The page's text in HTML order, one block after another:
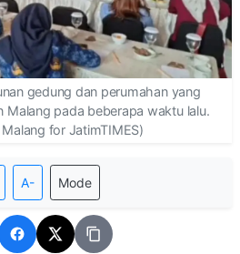
gedung dan perumahan yang
Malang pada beberapa waktu lalu.
for JatimTIMES)
A- Mode